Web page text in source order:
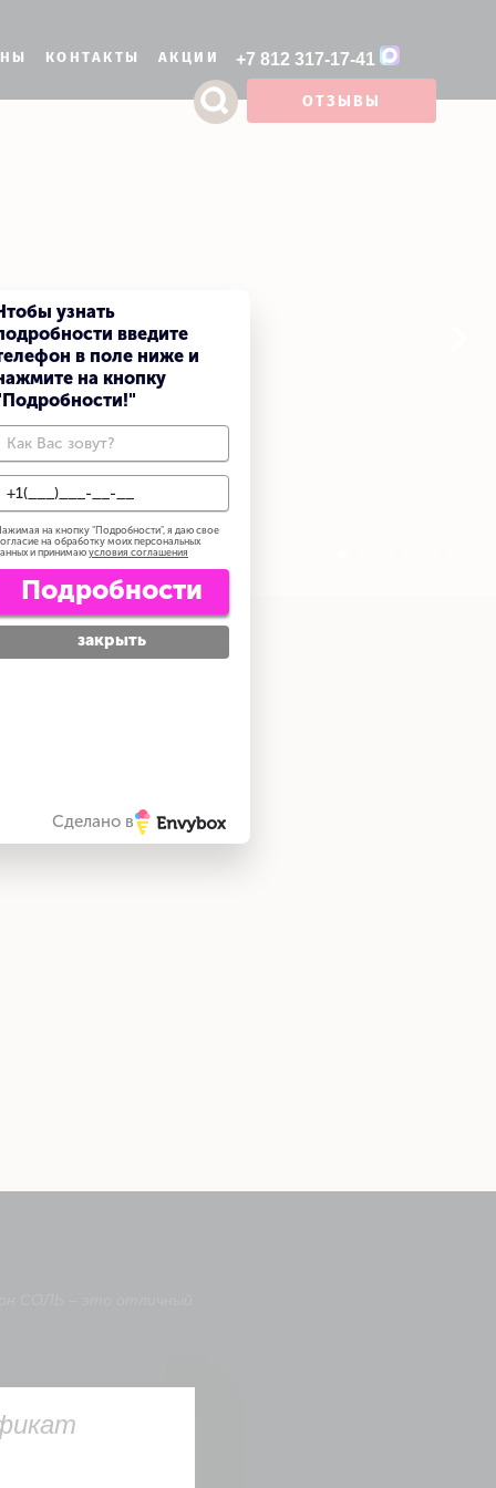
КОНТАКТЫ АКЦИИ +7 812 317-17-41
ОТЗЫВЫ
узнать
введите
в поле ниже и
на кнопку
на кнопку "Подробности", я даю свое
на обработку моих персональных
и принимаю условия соглашения
Подробности
закрыть
Сделано в